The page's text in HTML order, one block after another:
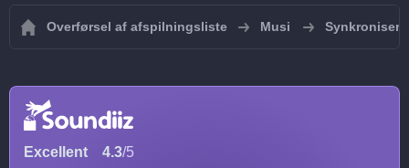
Overførsel af afspilningsliste Musi Synkroniser
Excellent 4.3/5